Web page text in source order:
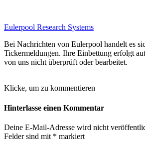
Eulerpool Research Systems
Bei Nachrichten von Eulerpool handelt es
Tickermeldungen. Ihre Einbettung erfolgt
von uns nicht überprüft oder bearbeitet.
Klicke, um zu kommentieren
Hinterlasse einen Kommentar
Deine E-Mail-Adresse wird nicht
Felder sind mit * markiert